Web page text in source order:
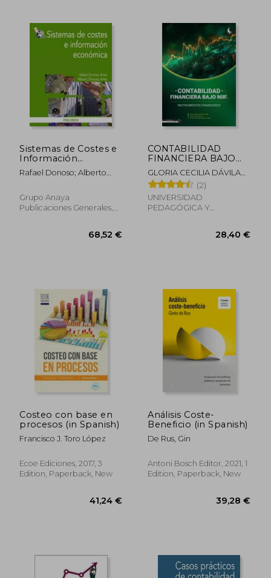
Sistemas de Costes e
Información
Económica (in
Spanish)
Rafael Donoso; Alberto
Grupo Anaya
Publicaciones Generales,
CONTABILIDAD
FINANCIERA BAJO
NIIF. INSTRUMENTOS
FINANCIEROS. (in
Spanish)
GLORIA CECILIA DÁVILA
GIRALDO, DILIA CASTILLO
NOSSA, ANDRÉS
FERNANDO MEJÍA AMAYA.
(2)
UNIVERSIDAD
PEDAGÓGICA Y
Costeo con base en
procesos (in Spanish)
Francisco J. Toro López
Ecoe Ediciones, 2017, 3
Edition, Paperback, New
Análisis Coste-
Beneficio (in Spanish)
De Rus, Gin
Antoni Bosch Editor, 2021, 1
Edition, Paperback, New